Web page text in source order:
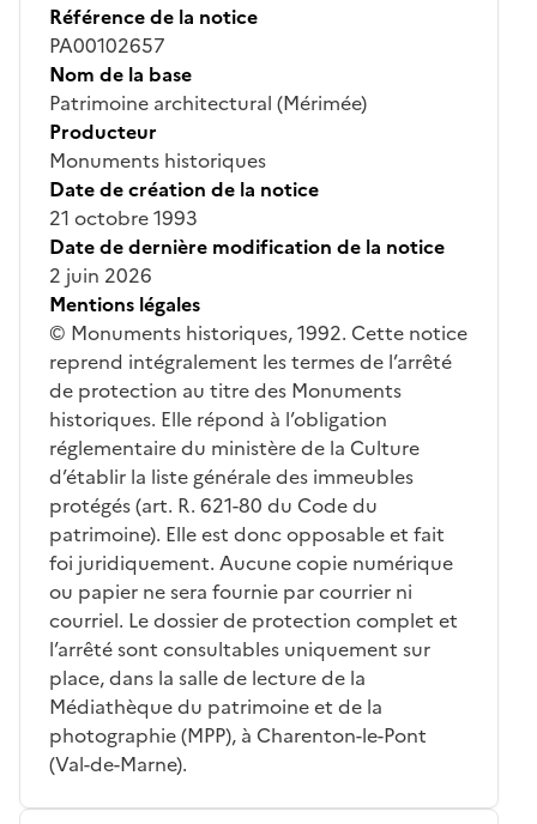
Référence de la notice
PA00102657
Nom de la base
Patrimoine architectural (Mérimée)
Producteur
Monuments historiques
Date de création de la notice
21 octobre 1993
Date de dernière modification de la notice
2 juin 2026
Mentions légales
© Monuments historiques, 1992. Cette notice
reprend intégralement les termes de l’arrêté
de protection au titre des Monuments
historiques. Elle répond à l’obligation
réglementaire du ministère de la Culture
d’établir la liste générale des immeubles
protégés (art. R. 621-80 du Code du
patrimoine). Elle est donc opposable et fait
foi juridiquement. Aucune copie numérique
ou papier ne sera fournie par courrier ni
courriel. Le dossier de protection complet et
l’arrêté sont consultables uniquement sur
place, dans la salle de lecture de la
Médiathèque du patrimoine et de la
photographie (MPP), à Charenton-le-Pont
(Val-de-Marne).